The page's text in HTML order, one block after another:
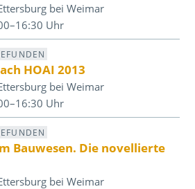
bei Weimar
Uhr
HOAI 2013
bei Weimar
Uhr
Bauwesen. Die novellierte
bei Weimar